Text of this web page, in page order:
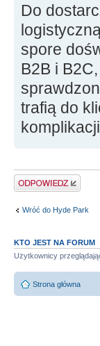
Do
spore
B2B i
trafią do
Wyślij odpowiedź
Wróć do Hyde Park
KTO JEST NA FORUM
Użytkownicy
Strona główna